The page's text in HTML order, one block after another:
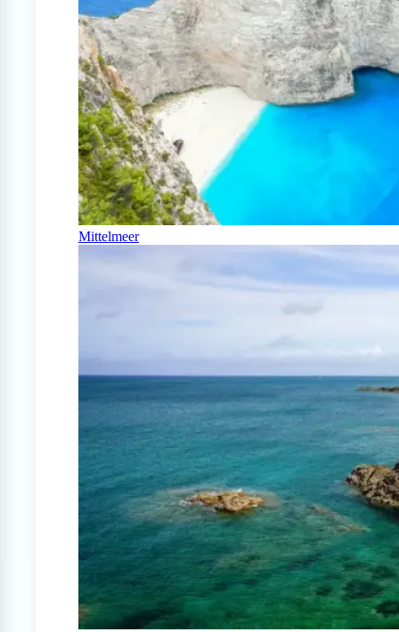
Mittelmeer